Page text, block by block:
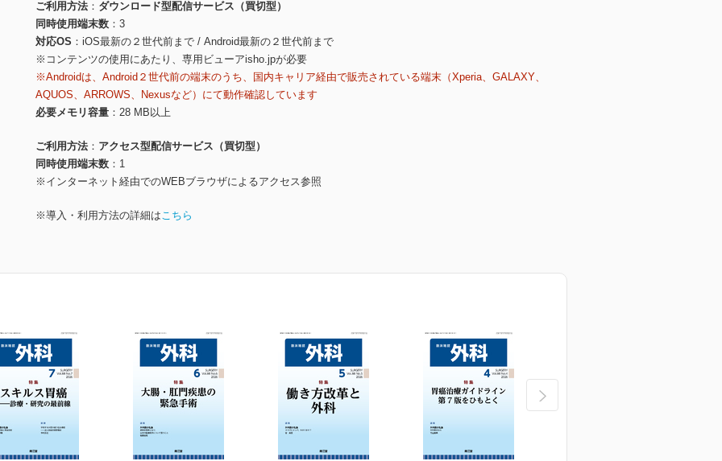
ご利用方法
ダウンロード型配信サービス（買切型）
同時使用端末数
3
対応OS
iOS最新の２世代前まで / Android最新の２世代前まで
※コンテンツの使用にあたり、専用ビューアisho.jpが必要
※Androidは、Android２世代前の端末のうち、国内キャリア経由で販売されている端末（Xperia、GALAXY、
AQUOS、ARROWS、Nexusなど）にて動作確認しています
必要メモリ容量
28 MB以上
ご利用方法
アクセス型配信サービス（買切型）
同時使用端末数
1
※インターネット経由でのWEBブラウザによるアクセス参照
※導入・利用方法の詳細はこちら